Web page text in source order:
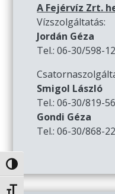
Nagy kontraszt váltása
A Fejérvíz Zrt.
Vízszolgáltatás:
Jordán Géza
Tel.: 06-30/598-
Smigol László
Tel.: 06-30/819-
Gondi Géza
Tel.: 06-30/868-